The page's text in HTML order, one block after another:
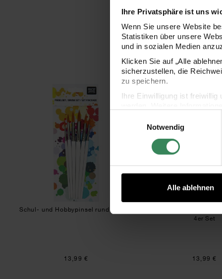
Ihre Privatsphäre ist uns
Wenn Sie unsere Website
Statistiken über unsere
und in sozialen Medien
Klicken Sie auf „Alle
sicherzustellen, die
zu speichern.
Ihre Einwilligung ist freiwillig
Impressum
Datenschutz
Notwendig
Alle ablehnen
Schul- und Hobbypinsel rund 6er Set
Schul- und Hobbypinsel rund 6er Set
13,99 €
4er Set
13,99 €